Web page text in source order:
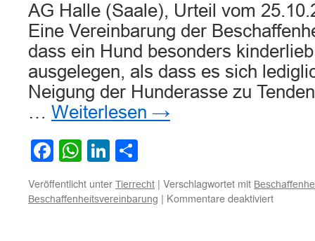
AG Halle (Saale), Urteil vom
Eine Vereinbarung der
dass ein Hund besonders
ausgelegen, als dass es sich
Neigung der Hunderasse zu
… Weiterlesen →
Facebook
WhatsApp
LinkedIn
Veröffentlicht unter Tierrecht | Verschlagwortet mit
Beschaffenheitsvereinbarung | Kommentare deaktiviertfür